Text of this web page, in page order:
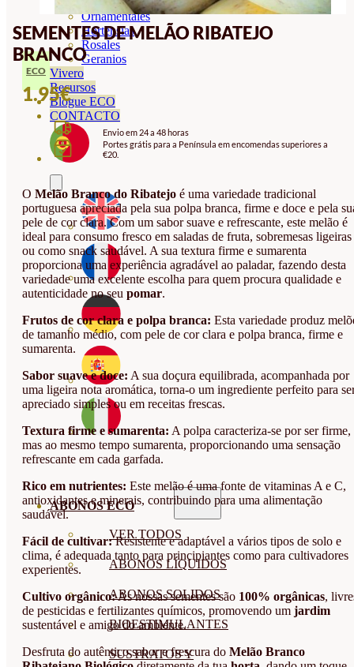
Ornamentales
Hortensias
Rosales
Geranios
Vivero
Recursos
Blogue ECO
CONTACTO
ABONOS ECO
VER TODOS
ABONOS LÍQUIDOS
ABONOS SOLIDOS
BIOESTIMULANTES
SUSTRATOS Y
SEMENTES DE MELÃO RIBATEJO
BRANCO
ECO
1.95€
Envio em 24 a 48 horas
Portes grátis para a Península em encomendas superiores a
€20.
O Melão Branco do Ribatejo é uma variedade tradicional
portuguesa apreciada pela sua polpa branca, firme e doce e pela
pele de cor clara. Com um sabor suave e refrescante, este melão é
ideal para consumo fresco em saladas de fruta, sobremesas ligeiras
ou como snack saudável. A sua textura firme e sumarenta
proporciona uma experiência agradável ao paladar, fazendo desta
variedade uma excelente escolha para quem procura qualidade e
autenticidade no seu pomar.
Frutos de cor clara e polpa branca: Esta variedade produz
de tamanho médio, com pele de cor clara e polpa branca, firme e
sumarenta.
Sabor suave e doce: A sua doçura equilibrada, acompanhada por
uma ligeira nota aromática, torna-o um ingrediente perfeito para
apreciado simples ou em receitas frescas.
Textura firme e sumarenta: A polpa caracteriza-se por ser firme,
mas ao mesmo tempo sumarenta, proporcionando uma sensação
refrescante em cada garfada.
Rico em nutrientes: Este melão é uma fonte de vitaminas A e C,
antioxidantes e minerais, contribuindo para uma alimentação
saudável.
Fácil de cultivar:Resistente e adaptável a vários tipos de solo e
clima, é adequada tanto para principiantes como para cultivadores
experientes.
Cultivo orgânico:As nossas sementes são 100% orgânicas,
de pesticidas e fertilizantes químicos, promovendo um jardim
sustentável e amigo do ambiente.
Desfruta do autêntico sabor e frescura do Melão Branco